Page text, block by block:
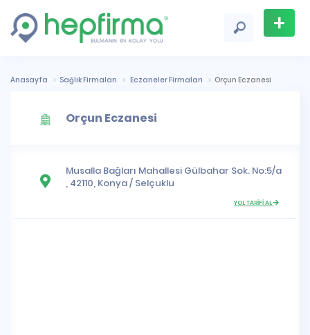
+
Ekle
Anasayfa Sağlık Firmaları Eczaneler Firmaları Orçun Eczanesi
Orçun Eczanesi
Musalla Bağları Mahallesi Gülbahar Sok. No:5/a
, 42110, Konya/ Selçuklu
YOL TARİFİ AL